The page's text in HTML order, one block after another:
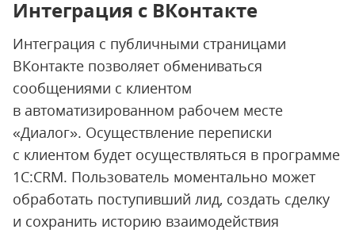
Интеграция с ВКонтакте
Интеграция с публичными страницами
ВКонтакте позволяет обмениваться
сообщениями с клиентом
в автоматизированном рабочем месте
«Диалог». Осуществление переписки
с клиентом будет осуществляться в программе
1С:CRM. Пользователь моментально может
обработать поступивший лид, создать сделку
и сохранить историю взаимодействия